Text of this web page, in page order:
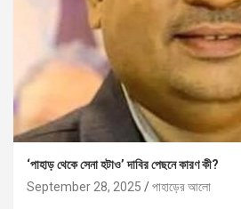
‘পাহাড় থেকে সেনা হটাও’ দাবির পেছনে কারণ কী?
September 28, 2025
পাহাড়ের আলো